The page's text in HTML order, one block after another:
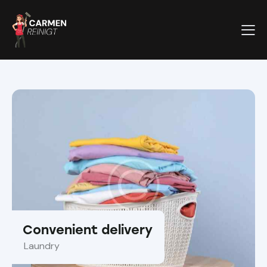
Convenient delivery
Laundry